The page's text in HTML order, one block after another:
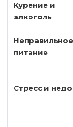
Курение и
алкоголь
Неправильное
питание
Стресс и